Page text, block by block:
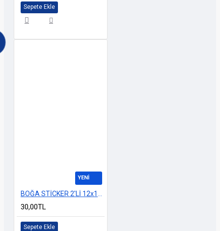
Sepete Ekle
YENİ
30,00TL
Sepete Ekle